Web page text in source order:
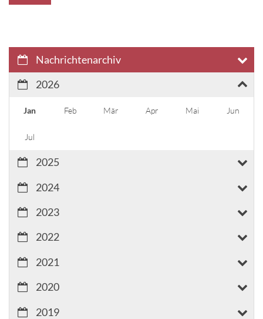
Nachrichtenarchiv
2026
Jan Feb Mär Apr Mai Jun
Jul
2025
2024
2023
2022
2021
2020
2019